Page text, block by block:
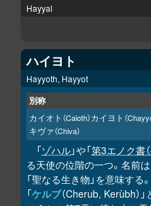
Hayyal
ハイヨト
Hayyoth, Hayyot
別称
カイオト （Caioth）カイヨト （
キヴァ（Chiva）
「ゾハル」や「第3エノク書
る天使の位階の一つ。名前は
「聖なる生き物」を意味する。
「ケルブ（Cherub, Kerùbh）